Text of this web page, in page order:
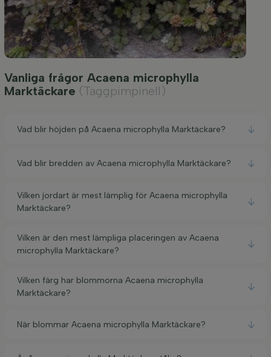
Vanliga frågor Acaena microphylla
Marktäckare (Taggpimpinell)
Vad blir höjden på Acaena microphylla Marktäckare?
Vad blir bredden av Acaena microphylla Marktäckare?
Vilken jordart är mest lämplig för Acaena microphylla
Marktäckare?
Vilken är den mest lämpliga placeringen av Acaena
microphylla Marktäckare?
Vilken färg har blommorna Acaena microphylla
Marktäckare?
När blommar Acaena microphylla Marktäckare?